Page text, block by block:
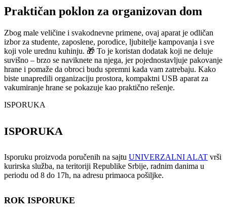
Praktičan poklon za organizovan dom
Zbog male veličine i svakodnevne primene, ovaj aparat je odličan
izbor za studente, zaposlene, porodice, ljubitelje kampovanja i sve
koji vole urednu kuhinju. 🎁 To je koristan dodatak koji ne deluje
suvišno – brzo se naviknete na njega, jer pojednostavljuje pakovanje
hrane i pomaže da obroci budu spremni kada vam zatrebaju. Kako
biste unapredili organizaciju prostora, kompaktni USB aparat za
vakumiranje hrane se pokazuje kao praktično rešenje.
ISPORUKA
ISPORUKA
Isporuku proizvoda poručenih na sajtu UNIVERZALNI ALAT vrši
kurirska služba, na teritoriji Republike Srbije, radnim danima u
periodu od 8 do 17h, na adresu primaoca pošiljke.
ROK ISPORUKE